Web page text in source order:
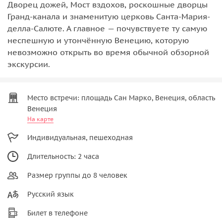
Дворец дожей, Мост вздохов, роскошные дворцы
Гранд-канала и знаменитую церковь Санта-Мария-
делла-Салюте. А главное — почувствуете ту самую
неспешную и утончённую Венецию, которую
невозможно открыть во время обычной обзорной
экскурсии.
Место встречи: площадь Сан Марко, Венеция, область
Венеция
На карте
Индивидуальная, пешеходная
Длительность: 2 часа
Размер группы до 8 человек
Русский язык
Билет в телефоне